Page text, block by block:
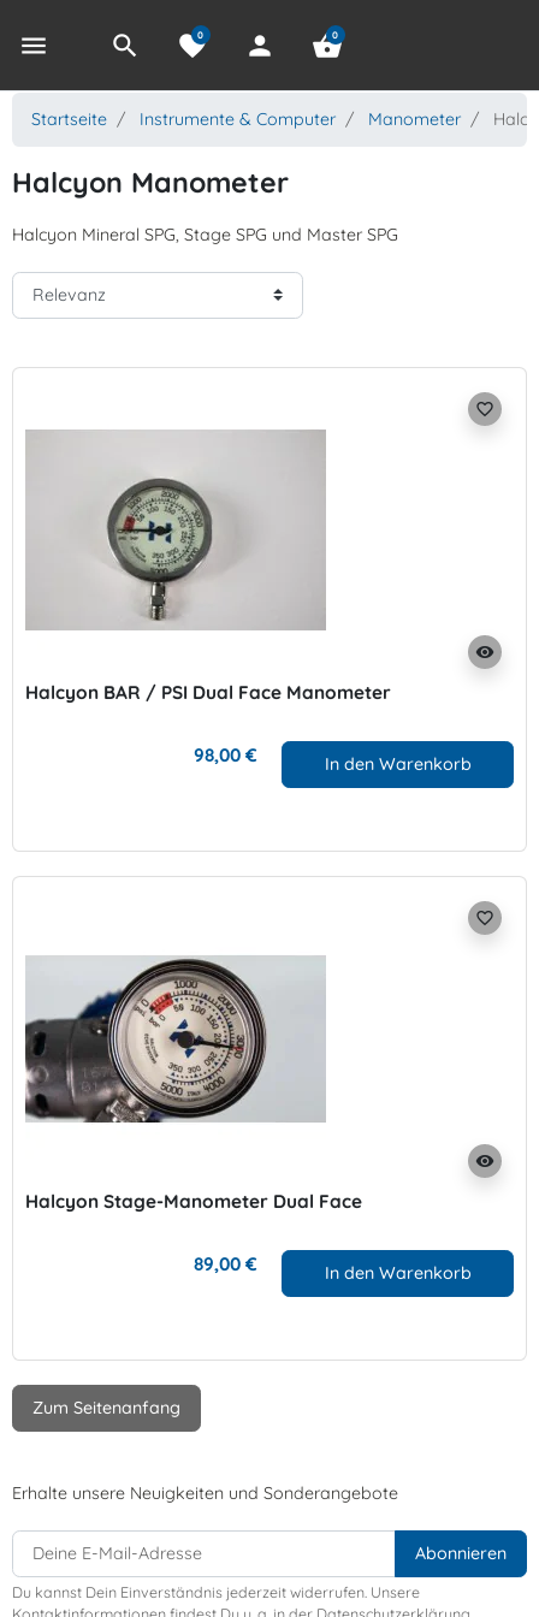
menu search favorite
0 person shopping_basket
0
Startseite Instrumente & Computer Manometer
Halcyon Manometer
Halcyon Mineral SPG, Stage SPG und Master SPG
visibility
favorite_border
Halcyon BAR / PSI Dual Face Manometer
98,00 € In den Warenkorb
visibility
favorite_border
Halcyon Stage-Manometer Dual Face
89,00 € In den Warenkorb
Zum Seitenanfang
Erhalte unsere Neuigkeiten und Sonderangebote
Du kannst Dein Einverständnis jederzeit widerrufen. Unsere